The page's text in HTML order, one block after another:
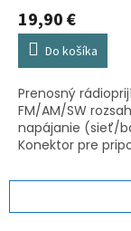
19,90 €
Do košíka
Prenosný
FM/AM/SW
napájanie (sieť/
Konektor pre
V~ 50 Hz / 3 V (2 x